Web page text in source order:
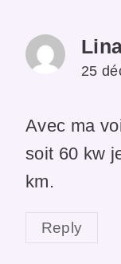
25
Avec ma
soit 60 kw
km.
Reply